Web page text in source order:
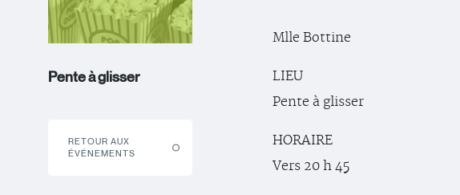
Pente à glisser
RETOUR AUX
ÉVÉNEMENTS
Mlle Bottine
LIEU
Pente à glisser
HORAIRE
Vers 20 h 45